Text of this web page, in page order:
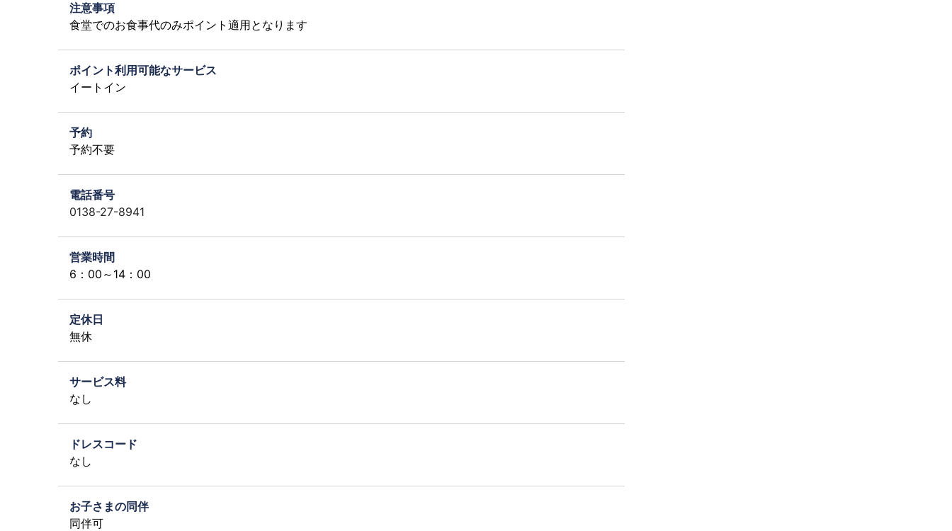
注意事項
食堂でのお食事代のみポイント適用となります
ポイント利用可能なサービス
イートイン
予約
予約不要
電話番号
0138-27-8941
営業時間
6：00～14：00
定休日
無休
サービス料
なし
ドレスコード
なし
お子さまの同伴
同伴可